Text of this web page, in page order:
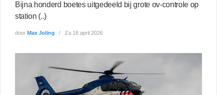
Bijna honderd boetes uitgedeeld bij grote ov-controle op
station (..)
door Max Joling Za 18 april 2026